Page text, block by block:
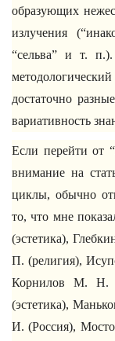
образующих
излучения
“сельва” и т.
достаточно
вариативность
Если перейти от
внимание на
циклы, обычно
то, что мне
(эстетика),
П. (религия),
Корнилов М. Н.
(эстетика),
И. (Россия),